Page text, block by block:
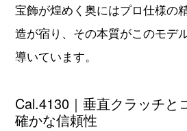
宝飾が煌めく奥にはプロ仕様の
造が宿り、その本質がこのモデ
導いています。
Cal.4130｜垂直クラッチと
確かな信頼性